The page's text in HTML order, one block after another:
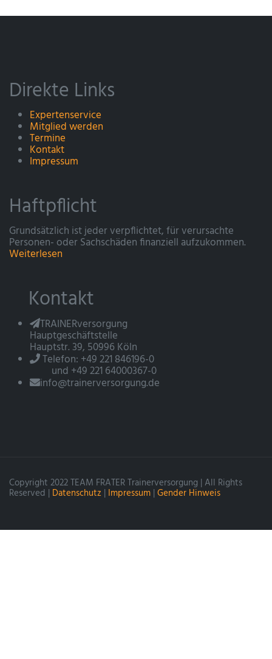
Direkte Links
Expertenservice
Mitglied werden
Termine
Kontakt
Impressum
Haftpflicht
Grundsätzlich ist jeder verpflichtet, für verursachte
Personen- oder Sachschäden finanziell aufzukommen.
Weiterlesen
Kontakt
TRAINERversorgung
Hauptgeschäftstelle
Hauptstr. 39, 50996 Köln
Telefon: +49 221 846196-0
und +49 221 64000367-0
info@trainerversorgung.de
Copyright 2022 TEAM FRATER Trainerversorgung | All Rights
Reserved | Datenschutz | Impressum | Gender Hinweis